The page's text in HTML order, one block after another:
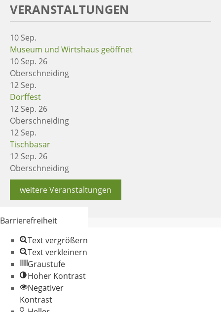
VERANSTALTUNGEN
10 Sep.
Museum und Wirtshaus geöffnet
10 Sep. 26
Oberschneiding
12 Sep.
Dorffest
12 Sep. 26
Oberschneiding
12 Sep.
Tischbasar
12 Sep. 26
Oberschneiding
weitere Veranstaltungen
© 2026 Gemeinde
Oberschneiding
Barrierefreiheit
Text vergrößern
Text verkleinern
Graustufe
Hoher Kontrast
Negativer
Kontrast